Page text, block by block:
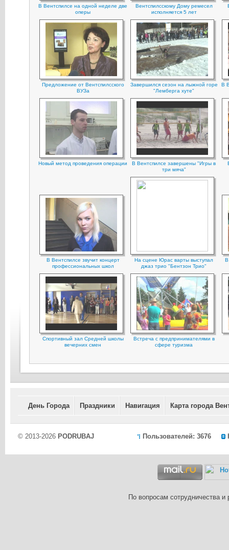
В Вентспилсе на одной неделе две
оперы
Вентспилсскому Дому ремесел
исполняется 5 лет
Предложение от Вентспилсского
ВУЗа
Завершился сезон на лыжной горе
"Лемберга хуте"
В
Hовый метод проведения операции
В Вентспилсе завершены "Игры в
три мяча"
В Вентспилсе звучит концерт
профессиональных школ
На сцене Юрас варты выступал
джаз трио "Бентзон Трио"
В
Cпортивный зал Cредней школы
вечерних смен
Встреча с предпринимателями в
сфере туризма
День Города Праздники Навигация Карта города
Пользователей: 3676
© 2013-2026 PODRUBAJ
По вопросам сотрудничества